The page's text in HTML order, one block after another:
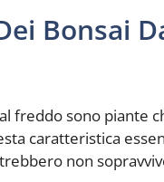
Bonsai
freddo sono piante
caratteristica
non